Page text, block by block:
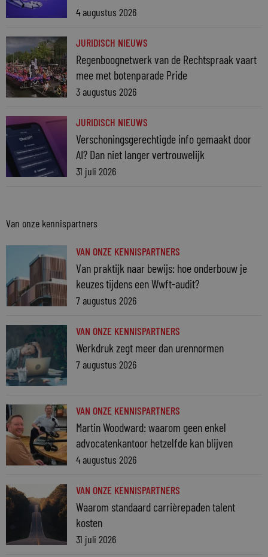
4 augustus 2026
JURIDISCH NIEUWS
Regenboognetwerk van de Rechtspraak vaart
mee met botenparade Pride
3 augustus 2026
JURIDISCH NIEUWS
Verschoningsgerechtigde info gemaakt door
AI? Dan niet langer vertrouwelijk
31 juli 2026
Van onze kennispartners
VAN ONZE KENNISPARTNERS
Van praktijk naar bewijs: hoe onderbouw je
keuzes tijdens een Wwft-audit?
7 augustus 2026
VAN ONZE KENNISPARTNERS
Werkdruk zegt meer dan urennormen
7 augustus 2026
VAN ONZE KENNISPARTNERS
Martin Woodward: waarom geen enkel
advocatenkantoor hetzelfde kan blijven
4 augustus 2026
VAN ONZE KENNISPARTNERS
Waarom standaard carrièrepaden talent
kosten
31 juli 2026